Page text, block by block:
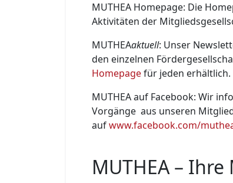
MUTHEA Homepage: Die
Aktivitäten der
MUTHEAaktuell: Unser
den einzelnen
Homepagefür jeden erhältlich.
MUTHEA auf Facebook: Wir
Vorgänge aus unseren
aufwww.facebook.com/
MUTHEA –